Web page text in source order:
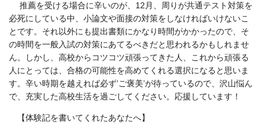
推薦を受ける場合に辛いのが、 12 月、周りが共通テスト対策を
必死にしている中、小論文や面接の対策をしなければいけないこ
とです。それ以外にも提出書類にかなり時間がかかったので、そ
の時間を一般入試の対策にあてるべきだと思われるかもしれませ
ん。しかし、高校からコツコツ頑張ってきた人、これから頑張る
人にとっては、合格の可能性を高めてくれる選択になると思いま
す。辛い時期を越えれば必ず’ご褒美’が待っているので、沢山悩ん
で、充実した高校生活を過ごしてください。応援しています！
【体験記を書いてくれたあなたへ】